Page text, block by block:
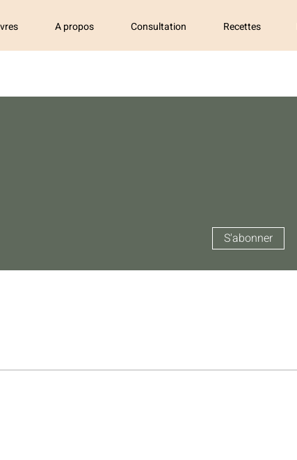
A propos Consultation Recettes
S'abonner